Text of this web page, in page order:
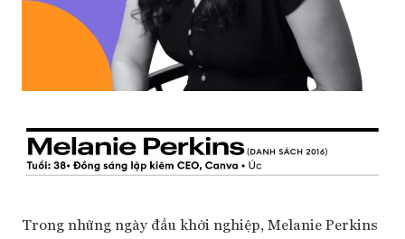
Trong những ngày đầu khởi nghiệp, Melanie Perkins